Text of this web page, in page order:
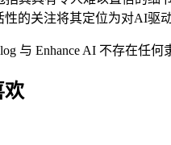
的关注将其定位为对AI驱
与 Enhance AI 不存在任
欢